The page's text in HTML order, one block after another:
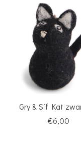
Gry & Sif Kat
€6,00